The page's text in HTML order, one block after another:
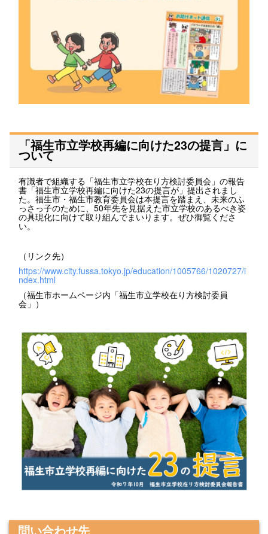
「福生市立学校再編に向けた23の提言」に
ついて
有識者で組織する「福生市立学校在り方検討委員会」の報告
書「福生市立学校再編に向けた23の提言が」提出されまし
た。福生市・福生市教育委員会は本提言を踏まえ、未来のふ
っさっ子のために、50年先を見据えた市立学校のあるべき姿
の具現化に向けて取り組んでまいります。ぜひ御覧くださ
い。
（リンク先）
https://www.city.fussa.tokyo.jp/education/1005766/1020727/i
ndex.html
（福生市ホームページ内「福生市立学校在り方検討委員
会」）
問い合わせ先